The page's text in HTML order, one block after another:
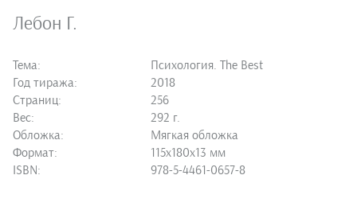
Лебон Г.
Тема:
Психология. The Best
Год тиража:
2018
Страниц:
256
Вес:
292 г.
Обложка:
Мягкая обложка
Формат:
115х180х13 мм
ISBN:
978-5-4461-0657-8